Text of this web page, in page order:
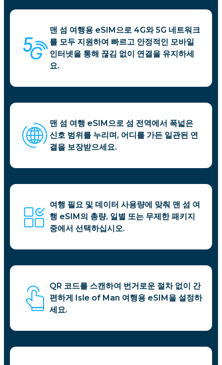
맨 섬 여행용 eSIM으로 4G와 5G 네트워크
를 모두 지원하여 빠르고 안정적인 모바일
인터넷을 통해 끊김 없이 연결을 유지하세
요.
맨 섬 여행 eSIM으로 섬 전역에서 폭넓은
신호 범위를 누리며, 어디를 가든 일관된 연
결을 보장받으세요.
여행 필요 및 데이터 사용량에 맞춰 맨 섬 여
행 eSIM의 총량, 일별 또는 무제한 패키지
중에서 선택하십시오.
QR 코드를 스캔하여 번거로운 절차 없이 간
편하게 Isle of Man 여행용 eSIM을 설정하
세요.